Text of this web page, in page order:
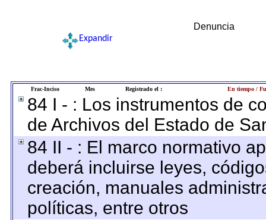
Denuncia
Expandir
Frac-Inciso Mes Registrado el : En tiempo /
84 I - : Los instrumentos de
de Archivos del Estado de
84 II - : El marco normativo
deberá incluirse leyes,
creación, manuales
políticas, entre otros